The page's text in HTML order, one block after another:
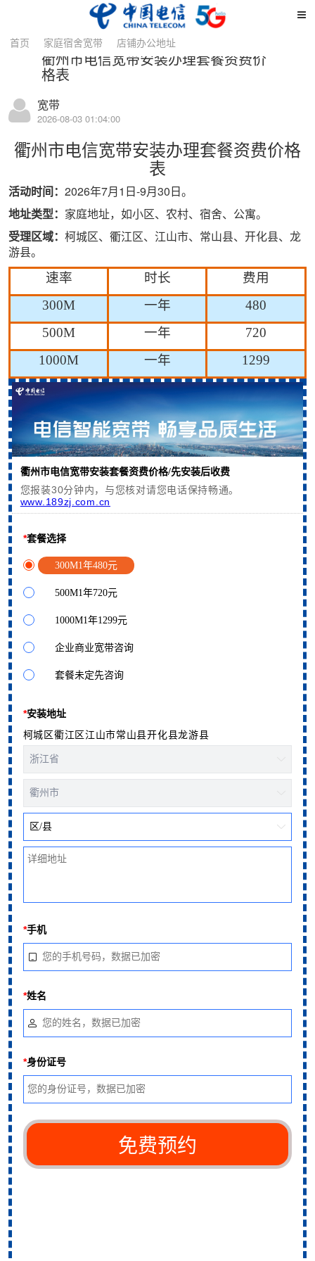
详情
首页 家庭宿舍宽带 店铺办公地址
衢州市电信宽带安装办理套餐资费价
格表
宽带
2026-08-03 01:04:00
衢州市电信宽带安装办理套餐资费价格
表
活动时间： 2026年7月1日-9月30日。
地址类型： 家庭地址，如小区、农村、宿舍、公寓。
受理区域： 柯城区、衢江区、江山市、常山县、开化县、龙
游县。
速率 时长
费用
300M
一年
480
500M
一年
720
1000M
一年 1299